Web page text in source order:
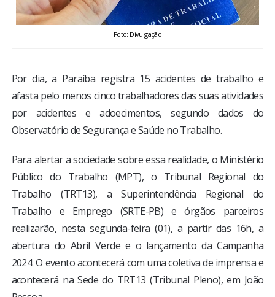
TV LPB
COLUNISTAS
Foto: Divulgação
Por dia, a Paraíba registra 15 acidentes de trabalho e
afasta pelo menos cinco trabalhadores das suas atividades
por acidentes e adoecimentos, segundo dados do
Observatório de Segurança e Saúde no Trabalho.
Para alertar a sociedade sobre essa realidade, o Ministério
Público do Trabalho (MPT), o Tribunal Regional do
Trabalho (TRT13), a Superintendência Regional do
Trabalho e Emprego (SRTE-PB) e órgãos parceiros
realizarão, nesta segunda-feira (01), a partir das 16h, a
abertura do Abril Verde e o lançamento da Campanha
2024. O evento acontecerá com uma coletiva de imprensa e
acontecerá na Sede do TRT13 (Tribunal Pleno), em João